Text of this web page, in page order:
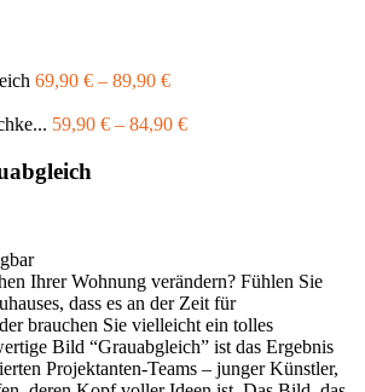
69,90 € – 89,90 €
59,90 € – 84,90 €
Ihrer Wohnung verändern? Fühlen Sie
dass es an der Zeit für
brauchen Sie vielleicht ein tolles
Bild “Grauabgleich” ist das Ergebnis
Projektanten-Teams – junger Künstler,